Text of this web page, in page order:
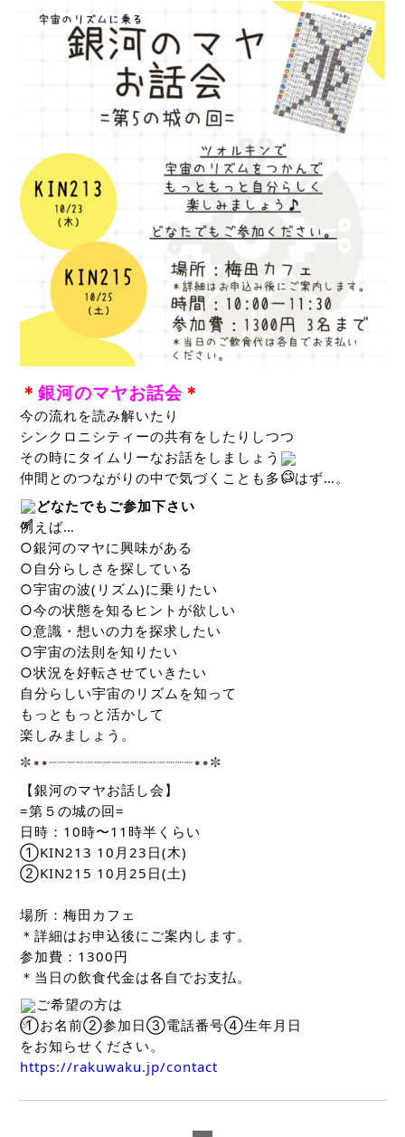
＊ 銀河のマヤお話会 ＊
今の流れを読み解いたり
シンクロニシティーの共有をしたりしつつ
その時にタイムリーなお話をしましょう
仲間とのつながりの中で気づくことも多いはず…。
どなたでもご参加下さい
例えば…
○銀河のマヤに興味がある
○自分らしさを探している
○宇宙の波(リズム)に乗りたい
○今の状態を知るヒントが欲しい
○意識・想いの力を探求したい
○宇宙の法則を知りたい
○状況を好転させていきたい
自分らしい宇宙のリズムを知って
もっともっと活かして
楽しみましょう。
✼••┈┈┈┈┈┈┈┈┈┈┈┈┈┈┈┈••✼
【銀河のマヤお話し会】
=第５の城の回=
日時：10時〜11時半くらい
①KIN213 10月23日(木)
②KIN215 10月25日(土)
場所：梅田カフェ
＊詳細はお申込後にご案内します。
参加費：1300円
＊当日の飲食代金は各自でお支払。
ご希望の方は
①お名前②参加日③電話番号④生年月日
をお知らせください。
https://rakuwaku.jp/contact